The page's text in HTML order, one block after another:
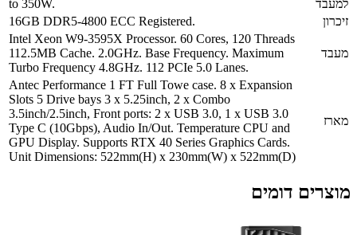
16GB DDR5-4800 ECC Registered.
Intel Xeon W9-3595X Processor. 60 Cores, 120 Threads
112.5MB Cache. 2.0GHz. Base Frequency. Maximum
Turbo Frequency 4.8GHz. 112 PCIe 5.0 Lanes.
Antec Performance 1 FT Full Towe case. 8 x Expansion
Slots 5 Drive bays 3 x 5.25inch, 2 x Combo
3.5inch/2.5inch, Front ports: 2 x USB 3.0, 1 x USB 3.0
Type C (10Gbps), Audio In/Out. Temperature CPU and
GPU Display. Supports RTX 40 Series Graphics Cards.
Unit Dimensions: 522mm(H) x 230mm(W) x 522mm(D)
דומים